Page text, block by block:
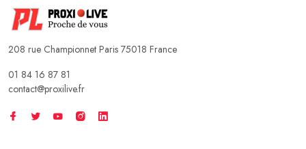
208 rue Championnet Paris 75018 France
01 84 16 87 81
contact@proxilive.fr